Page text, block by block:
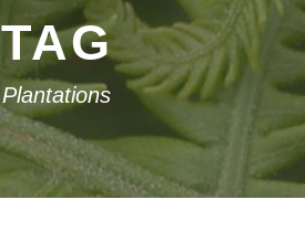
TAG
Plantations